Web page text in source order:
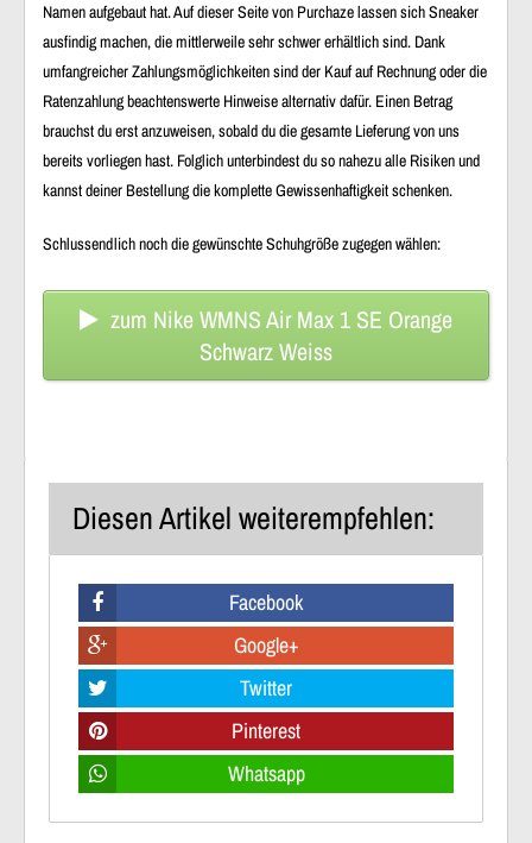
Namen aufgebaut hat. Auf dieser Seite von Purchaze lassen sich Sneaker
ausfindig machen, die mittlerweile sehr schwer erhältlich sind. Dank
umfangreicher Zahlungsmöglichkeiten sind der Kauf auf Rechnung oder die
Ratenzahlung beachtenswerte Hinweise alternativ dafür. Einen Betrag
brauchst du erst anzuweisen, sobald du die gesamte Lieferung von uns
bereits vorliegen hast. Folglich unterbindest du so nahezu alle Risiken und
kannst deiner Bestellung die komplette Gewissenhaftigkeit schenken.
Schlussendlich noch die gewünschte Schuhgröße zugegen wählen:
zum Nike WMNS Air Max 1 SE Orange
Schwarz Weiss
Diesen Artikel weiterempfehlen:
Facebook
Google+
Twitter
Pinterest
Whatsapp